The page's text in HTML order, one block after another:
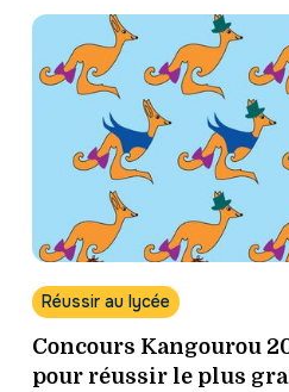
Réussir au lycée
Concours Kangourou
pour réussir le plus